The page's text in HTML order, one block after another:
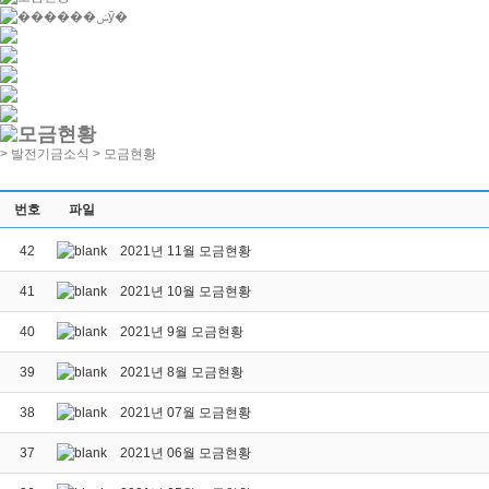
> 발전기금소식 > 모금현황
번호 파일
42 2021년 11월 모금현황
41 2021년 10월 모금현황
40 2021년 9월 모금현황
39 2021년 8월 모금현황
38 2021년 07월 모금현황
37 2021년 06월 모금현황